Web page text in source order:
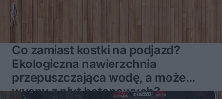
Co zamiast kostki na podjazd?
Ekologiczna nawierzchnia
przepuszczająca wodę, a może
wyspy z płyt betonowych?